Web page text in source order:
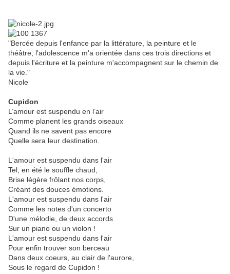
"Bercée depuis l'enfance par la littérature, la peinture et le
théâtre, l'adolescence m'a orientée dans ces trois directions et
depuis l'écriture et la peinture m'accompagnent sur le chemin de
la vie."
Nicole
Cupidon
L’amour est suspendu en l’air
Comme planent les grands oiseaux
Quand ils ne savent pas encore
Quelle sera leur destination.
L'amour est suspendu dans l'air
Tel, en été le souffle chaud,
Brise légère frôlant nos corps,
Créant des douces émotions.
L'amour est suspendu dans l'air
Comme les notes d'un concerto
D'une mélodie, de deux accords
Sur un piano ou un violon !
L'amour est suspendu dans l'air
Pour enfin trouver son berceau
Dans deux coeurs, au clair de l'aurore,
Sous le regard de Cupidon !